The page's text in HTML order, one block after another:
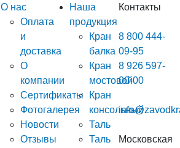
О нас
Оплата
и
доставка
О
компании
Сертификаты
Фотогалерея
Новости
Отзывы
Наша
продукция
Кран
балка
Кран
мостовой
Кран
консольный
Таль
Таль
Контакты
8 800 444-
09-95
8 926 597-
00-00
Московская